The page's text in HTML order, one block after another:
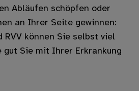
Abläufen schöpfen oder
an Ihrer Seite gewinnen:
RVV können Sie selbst viel
gut Sie mit Ihrer Erkrankung